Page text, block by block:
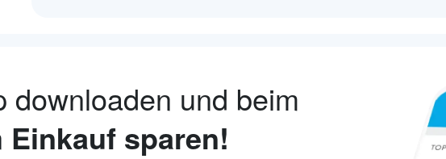
downloaden und beim
Einkauf sparen!